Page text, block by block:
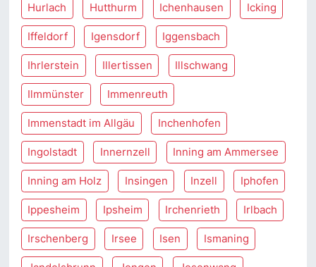
Hurlach Hutthurm Ichenhausen Icking
Iffeldorf Igensdorf Iggensbach
Ihrlerstein Illertissen Illschwang
Ilmmünster Immenreuth
Immenstadt im Allgäu Inchenhofen
Ingolstadt Innernzell Inning am Ammersee
Inning am Holz Insingen Inzell Iphofen
Ippesheim Ipsheim Irchenrieth Irlbach
Irschenberg Irsee Isen Ismaning